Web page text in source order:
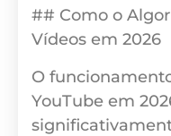
## Como o
Vídeos em 2026
O
YouTube em